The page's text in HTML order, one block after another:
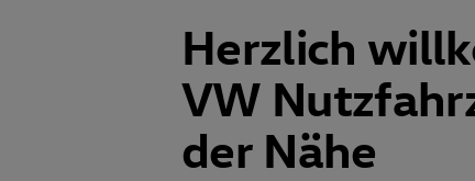
Herzlich
VW
der Nähe